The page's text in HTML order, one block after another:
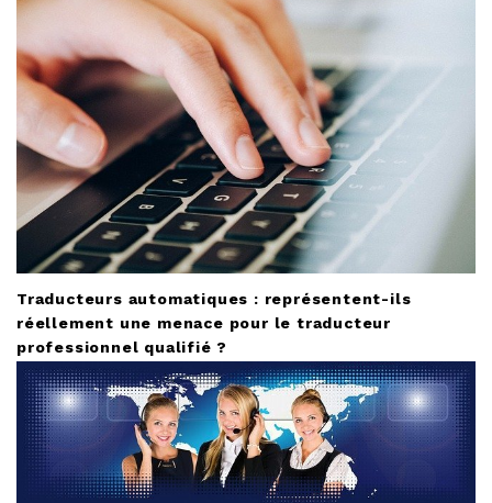
Traducteurs automatiques : représentent-ils
réellement une menace pour le traducteur
professionnel qualifié ?